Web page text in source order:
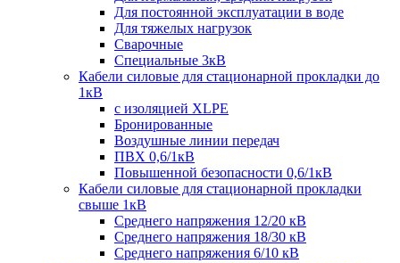
Для постоянной эксплуатации в воде
Для тяжелых нагрузок
Сварочные
Специальные 3кВ
Кабели силовые для стационарной прокладки до
1кВ
c изоляцией XLPE
Бронированные
Воздушные линии передач
ПВХ 0,6/1кВ
Повышенной безопасности 0,6/1кВ
Кабели силовые для стационарной прокладки
свыше 1кВ
Среднего напряжения 12/20 кВ
Среднего напряжения 18/30 кВ
Среднего напряжения 6/10 кВ